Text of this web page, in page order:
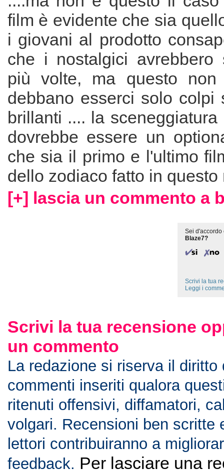
film è evidente che sia
i giovani al prodotto
che i nostalgici avrebbero
più volte, ma questo non
debbano esserci solo colpi
brillanti .... la
dovrebbe essere un
che sia il primo e l'ultimo
dello zodiaco fatto in questo
[+] lascia un commento a
Sei d'accordo
Blaze7?
Scrivi la tua
Leggi i
Scrivi la tua recensione
un commento
La redazione si riserva il diritto
commenti inseriti qualora
ritenuti offensivi, diffamatori,
volgari. Recensioni ben scritte
lettori contribuiranno a
feedback. Per lasciare una